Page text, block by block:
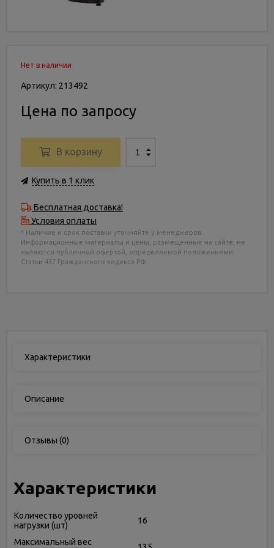
Нет в наличии
Артикул: 213492
Цена по запросу
В корзину
Купить в 1 клик
Бесплатная доставка!
Условия оплаты
* Наличие и срок поставки уточняйте у менеджеров.
Информационные материалы и цены, размещенные на сайте, не
являются публичной офертой, определяемой положениями
Статьи 437 Гражданского кодекса РФ.
Характеристики
Описание
Отзывы (0)
Характеристики
Количество уровней
нагрузки (шт)
16
Максимальный вес